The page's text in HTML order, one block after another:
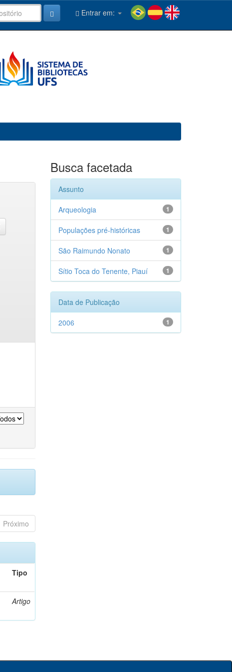
Entrar em:
Próximo
Tipo
Artigo
Busca facetada
Assunto
1
Arqueologia
1
Populações pré-históricas
1
São Raimundo Nonato
1
Sítio Toca do Tenente, Piauí
Data de Publicação
1
2006